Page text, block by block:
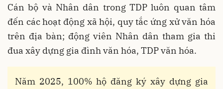
Cán bộ và Nhân dân trong TDP luôn quan tâm
đến các hoạt động xã hội, quy tắc ứng xử văn hóa
trên địa bàn; động viên Nhân dân tham gia thi
đua xây dựng gia đình văn hóa, TDP văn hóa.
Năm 2025, 100% hộ đăng ký xây dựng gia